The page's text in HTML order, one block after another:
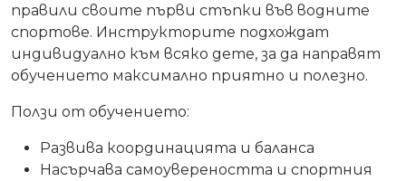
правили своите първи стъпки във водните
спортове. Инструкторите подхождат
индивидуално към всяко дете, за да направят
обучението максимално приятно и полезно.
Ползи от обучението:
Развива координацията и баланса
Насърчава самоувереността и спортния